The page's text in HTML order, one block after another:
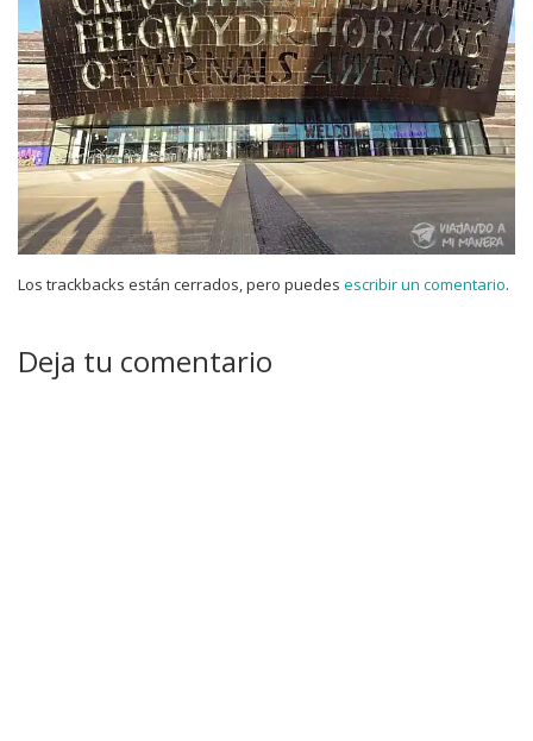
Los trackbacks están cerrados, pero puedes escribir un comentario.
Deja tu comentario